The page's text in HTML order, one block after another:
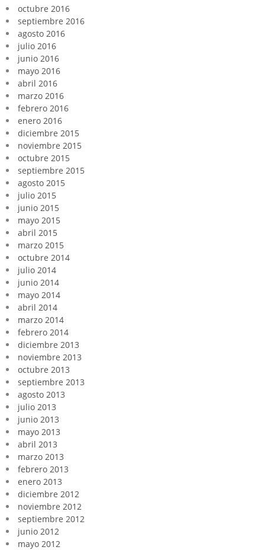
octubre 2016
septiembre 2016
agosto 2016
julio 2016
junio 2016
mayo 2016
abril 2016
marzo 2016
febrero 2016
enero 2016
diciembre 2015
noviembre 2015
octubre 2015
septiembre 2015
agosto 2015
julio 2015
junio 2015
mayo 2015
abril 2015
marzo 2015
octubre 2014
julio 2014
junio 2014
mayo 2014
abril 2014
marzo 2014
febrero 2014
diciembre 2013
noviembre 2013
octubre 2013
septiembre 2013
agosto 2013
julio 2013
junio 2013
mayo 2013
abril 2013
marzo 2013
febrero 2013
enero 2013
diciembre 2012
noviembre 2012
septiembre 2012
junio 2012
mayo 2012